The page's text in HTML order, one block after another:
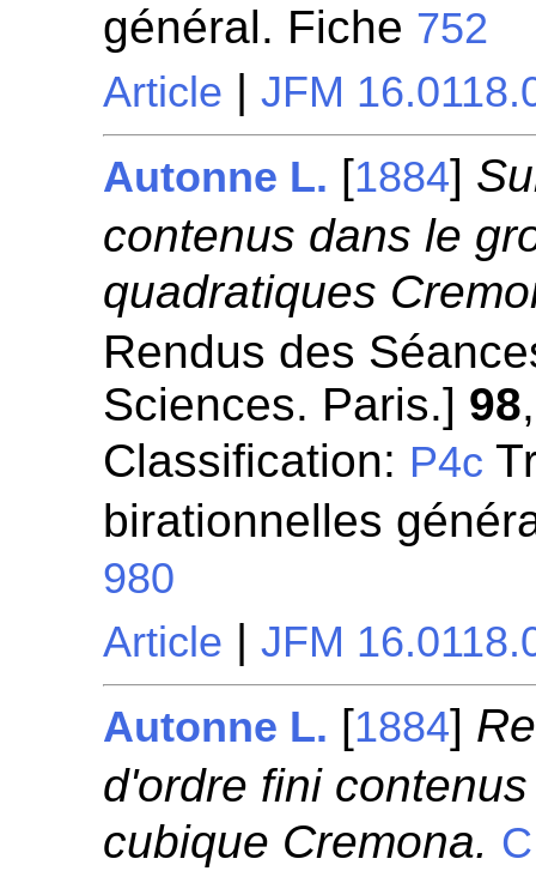
général. Fiche 752
Article |JFM
Autonne L. [1884]
contenus dans le
quadratiques
Rendus des
Sciences. Paris.] 98
Classification: P4c
birationnelles
980
Article |JFM
Autonne L. [1884]
d'ordre fini
cubique Cremona.